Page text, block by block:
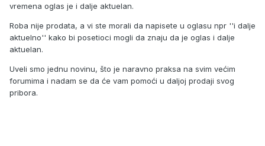
vremena oglas je i dalje aktuelan.
Roba nije prodata, a vi ste morali da napisete u oglasu npr ''i dalje
aktuelno'' kako bi posetioci mogli da znaju da je oglas i dalje
aktuelan.
Uveli smo jednu novinu, što je naravno praksa na svim većim
forumima i nadam se da će vam pomoći u daljoj prodaji svog
pribora.